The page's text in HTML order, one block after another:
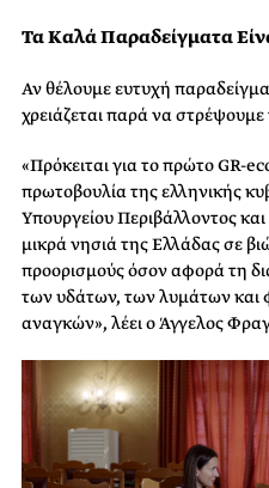
Τα Καλά Παραδείγματα
Αν θέλουμε ευτυχή
χρειάζεται παρά να
«Πρόκειται για το πρώτο GR-
πρωτοβουλία της ελληνικής
Υπουργείου Περιβάλλοντος
μικρά νησιά της Ελλάδας σε
προορισμούς όσον αφορά τη
των υδάτων, των λυμάτων και
αναγκών», λέει ο Άγγελος